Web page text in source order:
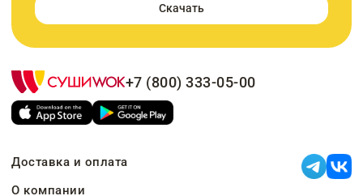
Скачать
+7 (800) 333-05-00
Доставка и оплата
О компании